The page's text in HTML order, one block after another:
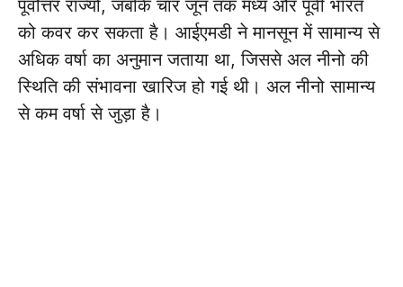
पूर्वोत्तर राज्यों, जबकि चार जून तक मध्य और पूर्वी भारत
को कवर कर सकता है। आईएमडी ने मानसून में सामान्य से
अधिक वर्षा का अनुमान जताया था, जिससे अल नीनो की
स्थिति की संभावना खारिज हो गई थी। अल नीनो सामान्य
से कम वर्षा से जुड़ा है।